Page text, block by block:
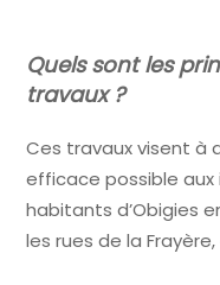
Quels sont les
travaux ?
Ces travaux visent à
efficace possible
habitants d’Obigies
les rues de la